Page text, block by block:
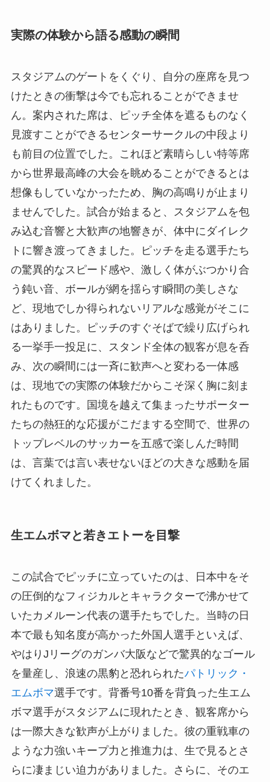
実際の体験から語る感動の瞬間
スタジアムのゲートをくぐり、自分の座席を見つ
けたときの衝撃は今でも忘れることができませ
ん。案内された席は、ピッチ全体を遮るものなく
見渡すことができるセンターサークルの中段より
も前目の位置でした。これほど素晴らしい特等席
から世界最高峰の大会を眺めることができるとは
想像もしていなかったため、胸の高鳴りが止まり
ませんでした。試合が始まると、スタジアムを包
み込む音響と大歓声の地響きが、体中にダイレク
トに響き渡ってきました。ピッチを走る選手たち
の驚異的なスピード感や、激しく体がぶつかり合
う鈍い音、ボールが網を揺らす瞬間の美しさな
ど、現地でしか得られないリアルな感覚がそこに
はありました。ピッチのすぐそばで繰り広げられ
る一挙手一投足に、スタンド全体の観客が息を呑
み、次の瞬間には一斉に歓声へと変わる一体感
は、現地での実際の体験だからこそ深く胸に刻ま
れたものです。国境を越えて集まったサポーター
たちの熱狂的な応援がこだまする空間で、世界の
トップレベルのサッカーを五感で楽しんだ時間
は、言葉では言い表せないほどの大きな感動を届
けてくれました。
生エムボマと若きエトーを目撃
この試合でピッチに立っていたのは、日本中をそ
の圧倒的なフィジカルとキャラクターで沸かせて
いたカメルーン代表の選手たちでした。当時の日
本で最も知名度が高かった外国人選手といえば、
やはりJリーグのガンバ大阪などで驚異的なゴール
を量産し、浪速の黒豹と恐れられたパトリック・
エムボマ選手です。背番号10番を背負った生エム
ボマ選手がスタジアムに現れたとき、観客席から
は一際大きな歓声が上がりました。彼の重戦車の
ような力強いキープ力と推進力は、生で見るとさ
らに凄まじい迫力がありました。さらに、そのエ